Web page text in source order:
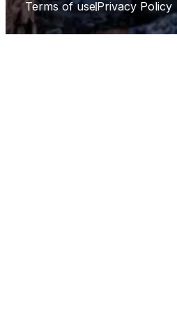
Terms of usePrivacy Policy